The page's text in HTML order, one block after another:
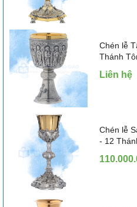
Chén lễ
Thánh
Liên hệ
Chén lễ
- 12